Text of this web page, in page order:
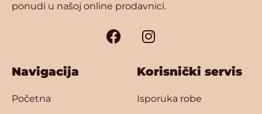
ponudi u našoj online prodavnici.
Navigacija
Početna
Korisnički servis
Isporuka robe